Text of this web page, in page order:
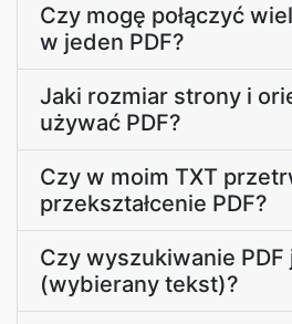
Czy mogę połączyć
w jeden PDF?
Jaki rozmiar strony i
używać PDF?
Czy w moim TXT
przekształcenie PDF?
Czy wyszukiwanie
(wybierany tekst)?